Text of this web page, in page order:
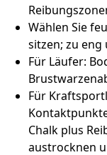
Wählen Sie
sitzen; zu
Für Läufer:
Für
Chalk plus
austrocknen